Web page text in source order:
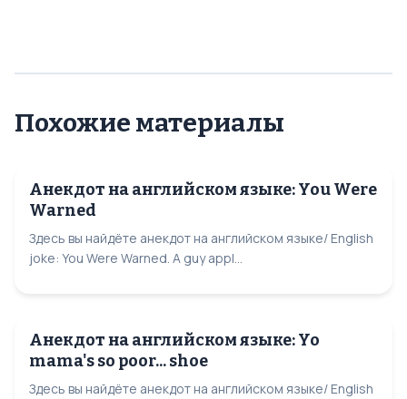
Похожие материалы
Анекдот на английском языке: You Were
Warned
Здесь вы найдёте анекдот на английском языке/ English
joke: You Were Warned. A guy appl...
Анекдот на английском языке: Yo
mama's so poor... shoe
Здесь вы найдёте анекдот на английском языке/ English